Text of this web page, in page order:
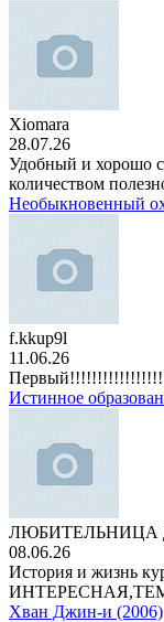
Xiomara
28.07.26
Удобный и хорошо
количеством
Необыкновенный
f.kkup9l
11.06.26
Истинное
ЛЮБИТЕЛЬНИЦА
08.06.26
История и жизнь
Хван Джин-и (2006)